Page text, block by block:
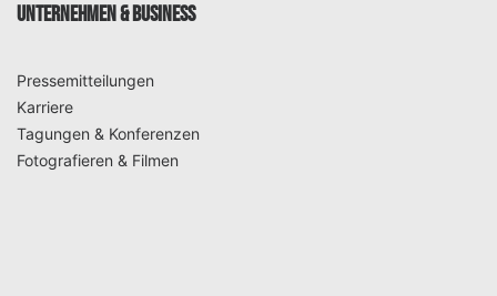
UNTERNEHMEN & BUSINESS
Pressemitteilungen
Karriere
Tagungen & Konferenzen
Fotografieren & Filmen